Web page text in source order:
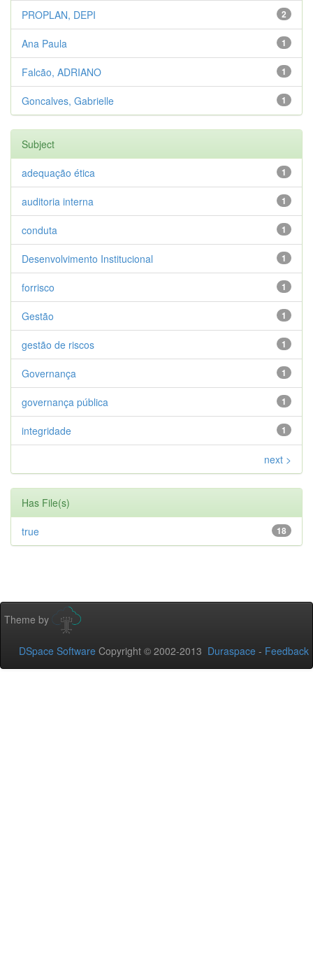
2
PROPLAN, DEPI
1
Ana Paula
1
Falcão, ADRIANO
1
Goncalves, Gabrielle
Subject
1
adequação ética
1
auditoria interna
1
conduta
1
Desenvolvimento Institucional
1
forrisco
1
Gestão
1
gestão de riscos
1
Governança
1
governança pública
1
integridade
next >
Has File(s)
18
true
Theme by
DSpace Software Copyright © 2002-2013 Duraspace - Feedback